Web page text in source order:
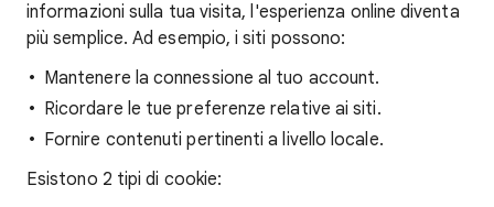
informazioni sulla tua visita, l'esperienza online diventa
più semplice. Ad esempio, i siti possono:
Mantenere la connessione al tuo account.
Ricordare le tue preferenze relative ai siti.
Fornire contenuti pertinenti a livello locale.
Esistono 2 tipi di cookie: